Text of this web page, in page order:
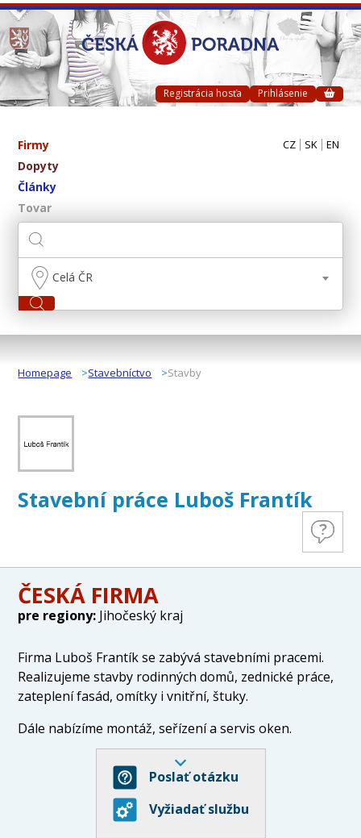
Registrácia hosťa Prihlásenie
Firmy
Dopyty
Články
Tovar
CZ SK EN
Celá ČR
Homepage Stavebníctvo Stavby
Stavební práce Luboš Frantík
ČESKÁ FIRMA
pre regiony: Jihočeský kraj
Firma Luboš Frantík se zabývá stavebními pracemi.
Realizujeme stavby rodinných domů, zednické práce,
zateplení fasád, omítky i vnitřní, štuky.
Dále nabízíme montáž, seřízení a servis oken.
- zednické práce
Poslať otázku
Vyžiadať službu